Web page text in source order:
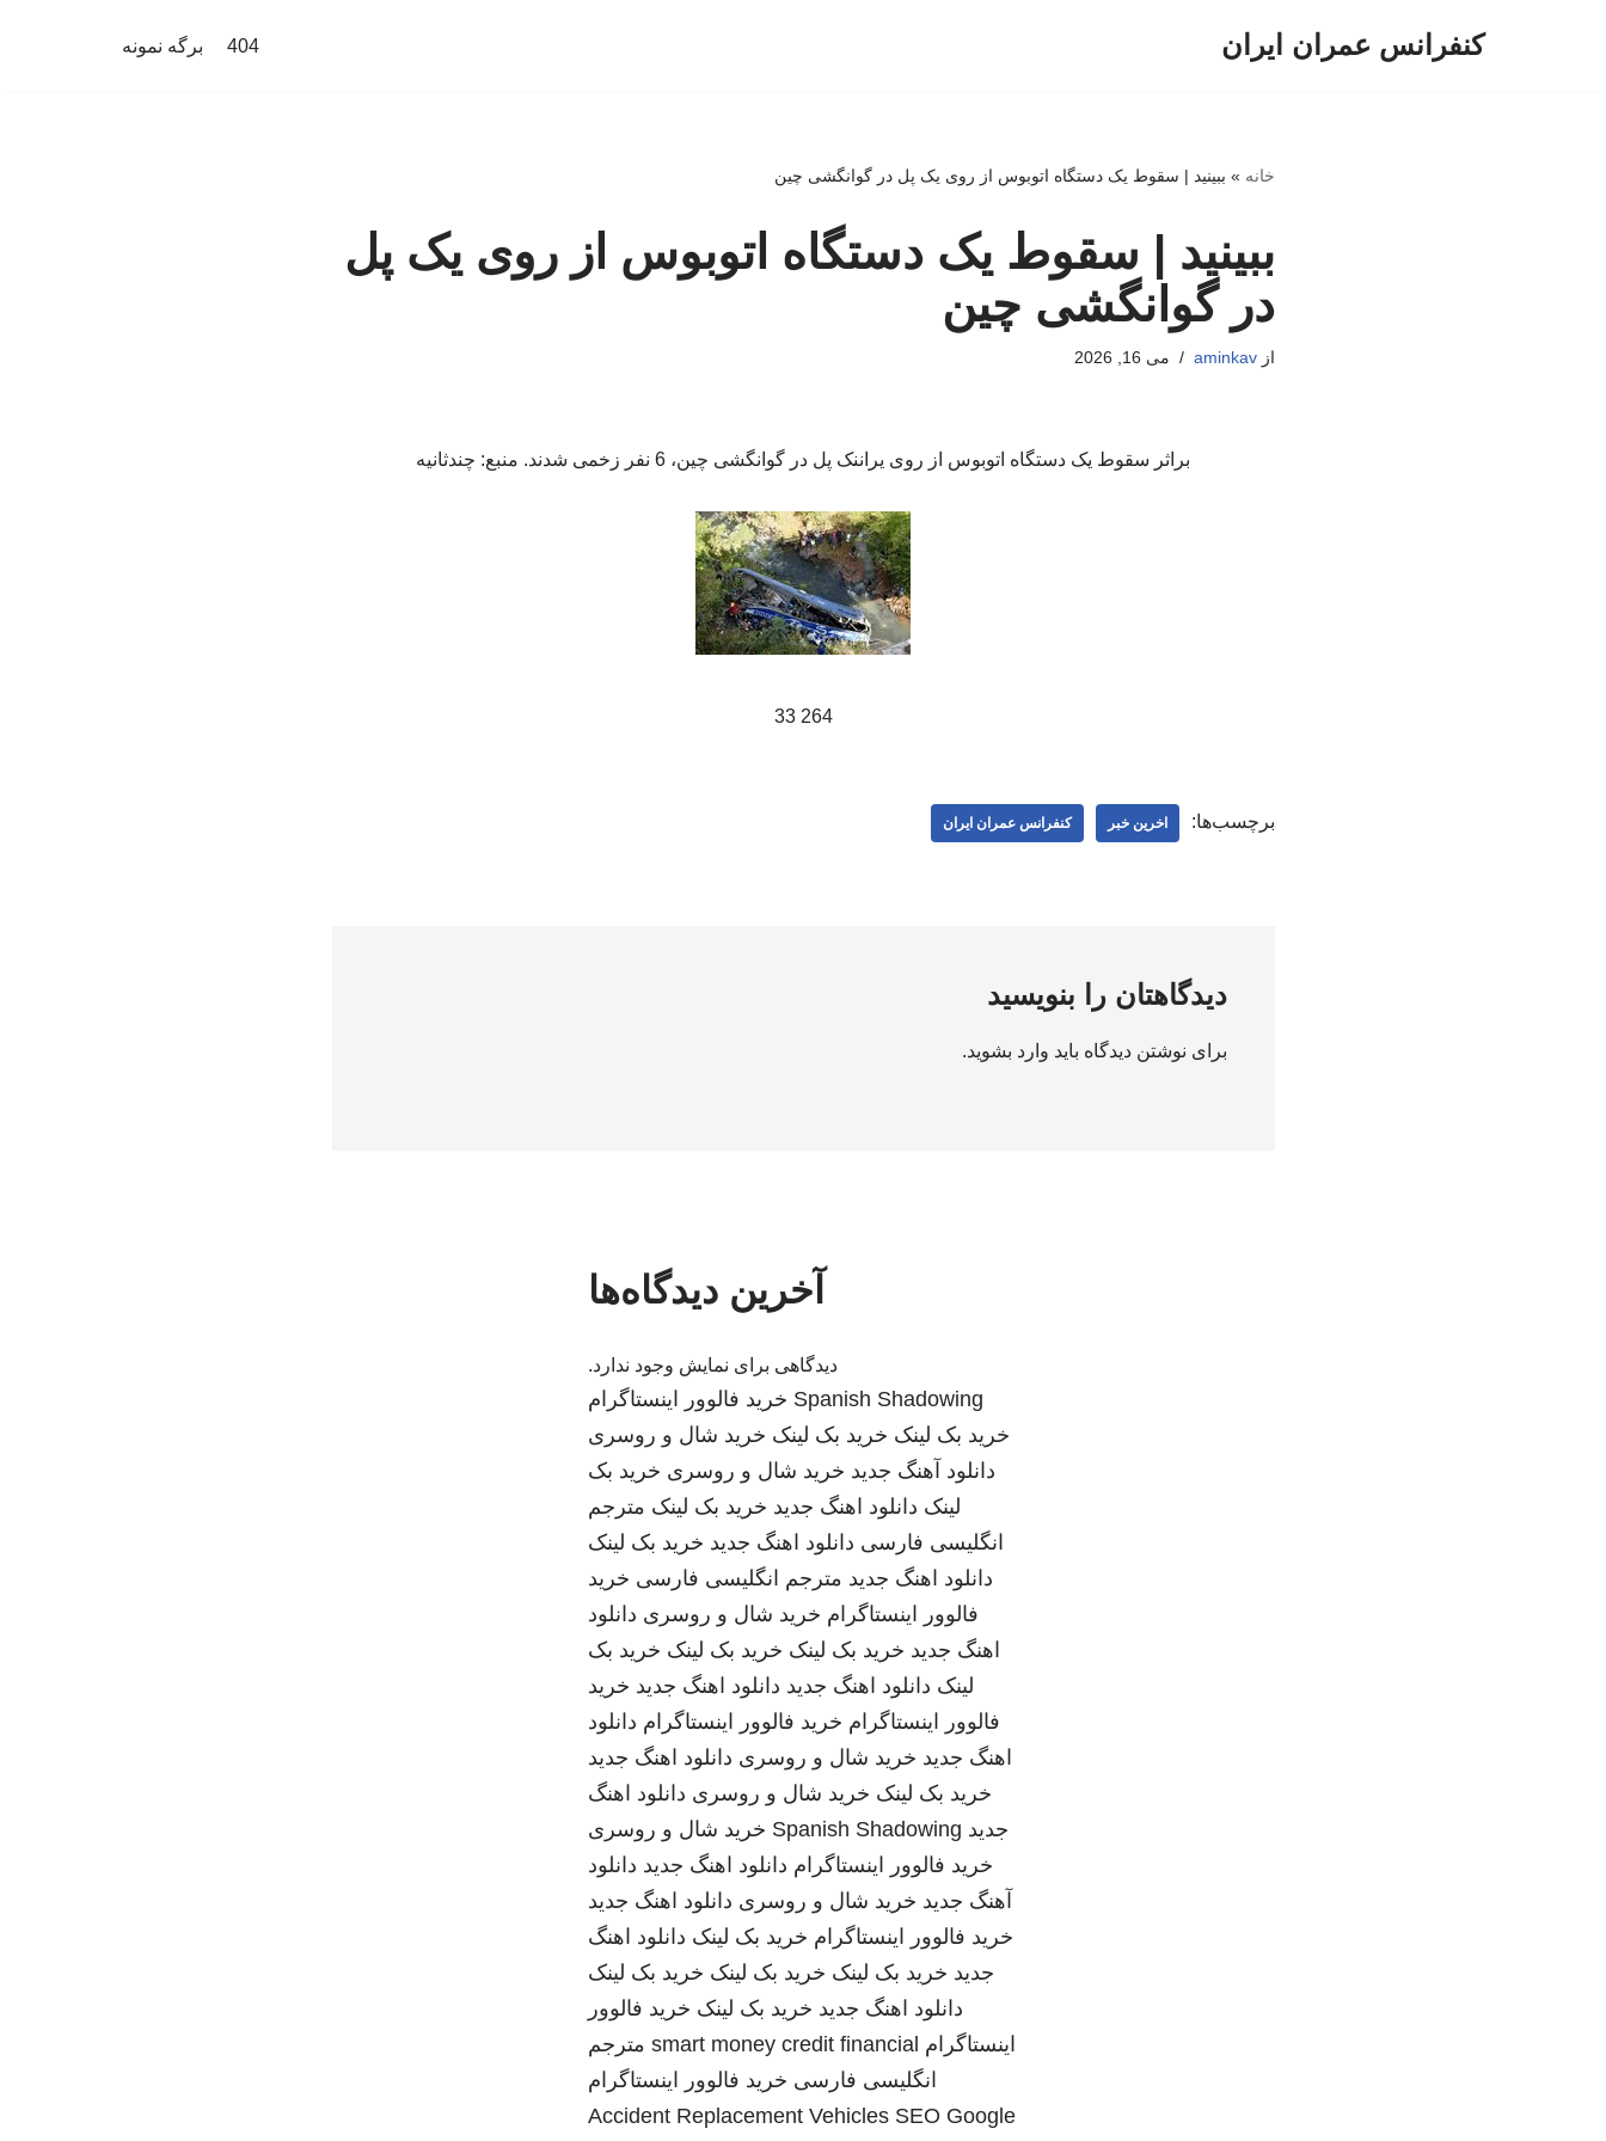
کنفرانس عمران ایران 404 برگه نمونه
خانه » ببینید | سقوط یک دستگاه اتوبوس از روی یک پل در گوانگشی چین
ببینید | سقوط یک دستگاه اتوبوس از روی یک پل
در گوانگشی چین
ازaminkav می 16, 2026
براثر سقوط یک دستگاه اتوبوس از روی یراننک پل در گوانگشی چین، 6 نفر زخمی شدند. منبع: چندثانیه
264 33
برچسب‌ها: اخرین خبر کنفرانس عمران ایران
دیدگاهتان را بنویسید
برای نوشتن دیدگاه باید وارد بشوید.
آخرین دیدگاه‌ها
دیدگاهی برای نمایش وجود ندارد.
Spanish Shadowing خرید فالوور اینستاگرام
خرید بک لینک خرید بک لینک خرید شال و روسری
دانلود آهنگ جدید خرید شال و روسری خرید بک
لینک دانلود اهنگ جدید خرید بک لینک مترجم
انگلیسی فارسی دانلود اهنگ جدید خرید بک لینک
دانلود اهنگ جدید مترجم انگلیسی فارسی خرید
فالوور اینستاگرام خرید شال و روسری دانلود
اهنگ جدید خرید بک لینک خرید بک لینک خرید بک
لینک دانلود اهنگ جدید دانلود اهنگ جدید خرید
فالوور اینستاگرام خرید فالوور اینستاگرام دانلود
اهنگ جدید خرید شال و روسری دانلود اهنگ جدید
خرید بک لینک خرید شال و روسری دانلود اهنگ
جدید Spanish Shadowing خرید شال و روسری
خرید فالوور اینستاگرام دانلود اهنگ جدید دانلود
آهنگ جدید خرید شال و روسری دانلود اهنگ جدید
خرید فالوور اینستاگرام خرید بک لینک دانلود اهنگ
جدید خرید بک لینک خرید بک لینک خرید بک لینک
دانلود اهنگ جدید خرید بک لینک خرید فالوور
اینستاگرام smart money credit financial مترجم
انگلیسی فارسی خرید فالوور اینستاگرام
Accident Replacement Vehicles SEO Google